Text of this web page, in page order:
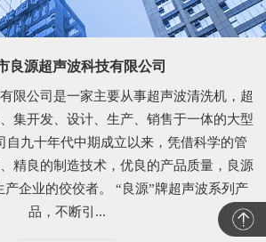
良源超声波科技有限公司
限公司是一家主要从事超声波清洗机，超
集开发、设计、生产、销售于一体的大型
自九十年代中期成立以来，凭借科学的管
精良的制造技术，优良的产品质量，良源
企业的佼佼者。 “良源”牌超声波系列产
品，不断引...